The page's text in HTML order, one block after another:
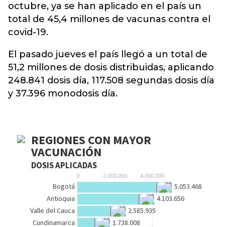
octubre, ya se han aplicado en el país un
total de 45,4 millones de vacunas contra el
covid-19.
El pasado jueves el país llegó a un total de
51,2 millones de dosis distribuidas, aplicando
248.841 dosis día, 117.508 segundas dosis día
y 37.396 monodosis día.